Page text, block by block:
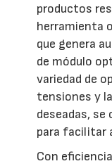
productos
herramienta
que genera
de módulo
variedad de
tensiones y
deseadas,
para facilitar
Con